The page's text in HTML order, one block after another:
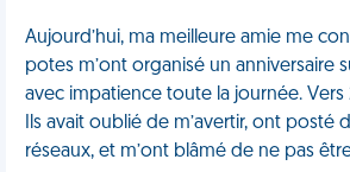
Aujourd’hui, ma meilleure amie me
potes m’ont organisé un anniversaire
avec impatience toute la journée. Vers
Ils avait oublié de m’avertir, ont posté
réseaux, et m’ont blâmé de ne pas